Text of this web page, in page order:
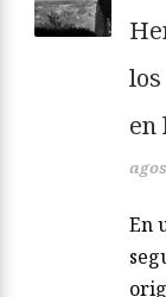
en
En